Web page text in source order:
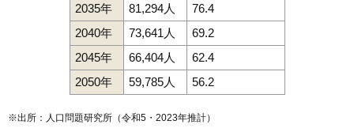
2035年
81,294人
76.4
2040年
73,641人
69.2
2045年
66,404人
62.4
2050年
59,785人 56.2
※出所：人口問題研究所（令和5・2023年推計）